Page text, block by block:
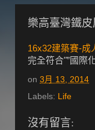
樂高臺灣鐵皮
16x32建築賽-成
完全符合"”國際
on 3月 13, 2014
Labels: Life
沒有留言: